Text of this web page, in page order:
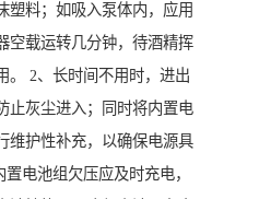
塑料；如吸入泵体内，应用
空载运转几分钟，待酒精挥
。 2、长时间不用时，进出
止灰尘进入；同时将内置电
维护性补充，以确保电源具
电池组欠压应及时充电，